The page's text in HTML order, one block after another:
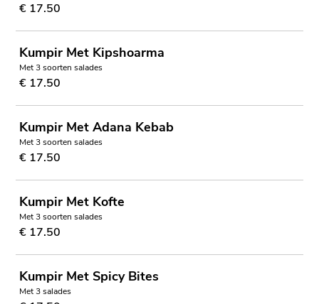
€ 17.50
Kumpir Met Kipshoarma
Met 3 soorten salades
€ 17.50
Kumpir Met Adana Kebab
Met 3 soorten salades
€ 17.50
Kumpir Met Kofte
Met 3 soorten salades
€ 17.50
Kumpir Met Spicy Bites
Met 3 salades